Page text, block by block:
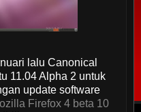
lalu Canonical
11.04 Alpha 2 untuk
update software
Firefox 4 beta 10